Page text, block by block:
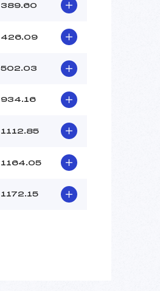
389.60
426.09
502.03
934.16
1112.85
1164.05
1172.15